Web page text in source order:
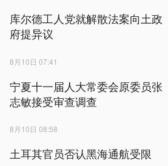
库尔德工人党就解散法案向土政
府提异议
8月10日 07:41
宁夏十一届人大常委会原委员张
志敏接受审查调查
8月10日 08:58
土耳其官员否认黑海通航受限